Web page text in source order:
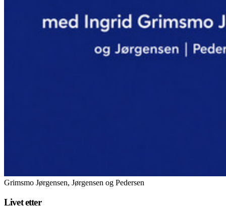
Grimsmo Jørgensen, Jørgensen og Pedersen
Livet etter